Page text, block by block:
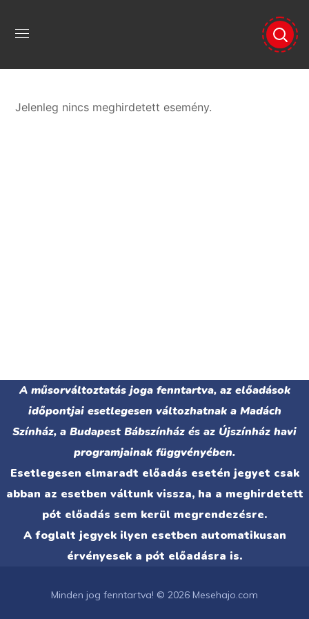
Jelenleg nincs meghirdetett esemény.
A műsorváltoztatás joga fenntartva, az előadások
időpontjai esetlegesen változhatnak a Madách
Színház, a Budapest Bábszínház és az Újszínház havi
programjainak függvényében.
Esetlegesen elmaradt előadás esetén jegyet csak
abban az esetben váltunk vissza, ha a meghirdetett
pót előadás sem kerül megrendezésre.
A foglalt jegyek ilyen esetben automatikusan
érvényesek a pót előadásra is.
Minden jog fenntartva! © 2026 Mesehajo.com